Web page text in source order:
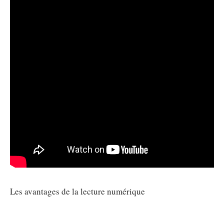
Les avantages de la lecture numérique